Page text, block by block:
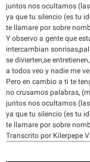
juntos nos ocultamos
ya que tu silencio (es tu
te llamare por sobre
Y observo a gente que
intercambian
se divierten,se
a todos veo y nadie me ve.
Pero en cambio a ti te
no crusamos palabras,
juntos nos ocultamos
ya que tu silencio (es tu
te llamare por sobre
Transcrito por Kilerpepe